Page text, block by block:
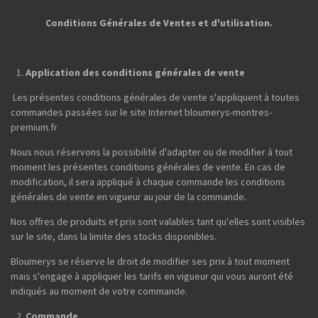
Conditions Générales de Ventes et d'utilisation.
Application des conditions générales de vente
Les présentes conditions générales de vente s'appliquent à toutes
commandes passées sur le site Internet bloumerys-montres-
premium.fr
Nous nous réservons la possibilité d'adapter ou de modifier à tout
moment les présentes conditions générales de vente. En cas de
modification, il sera appliqué à chaque commande les conditions
générales de vente en vigueur au jour de la commande.
Nos offres de produits et prix sont valables tant qu'elles sont visibles
sur le site, dans la limite des stocks disponibles.
Bloumerys se réserve le droit de modifier ses prix à tout moment
mais s'engage à appliquer les tarifs en vigueur qui vous auront été
indiqués au moment de votre commande.